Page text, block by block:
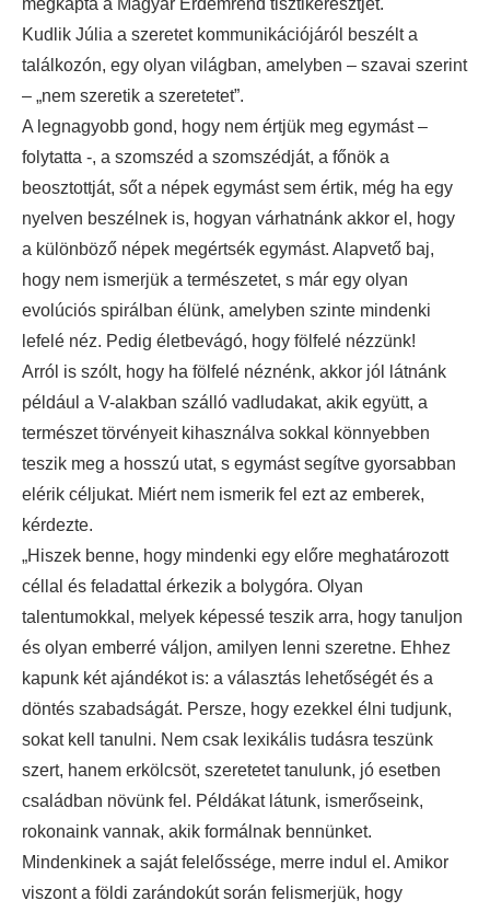
Kudlik Júlia a szeretet kommunikációjáról beszélt a
találkozón, egy olyan világban, amelyben – szavai szerint
– „nem szeretik a szeretetet”.
A legnagyobb gond, hogy nem értjük meg egymást –
folytatta -, a szomszéd a szomszédját, a főnök a
beosztottját, sőt a népek egymást sem értik, még ha egy
nyelven beszélnek is, hogyan várhatnánk akkor el, hogy
a különböző népek megértsék egymást. Alapvető baj,
hogy nem ismerjük a természetet, s már egy olyan
evolúciós spirálban élünk, amelyben szinte mindenki
lefelé néz. Pedig életbevágó, hogy fölfelé nézzünk!
Arról is szólt, hogy ha fölfelé néznénk, akkor jól látnánk
például a V-alakban szálló vadludakat, akik együtt, a
természet törvényeit kihasználva sokkal könnyebben
teszik meg a hosszú utat, s egymást segítve gyorsabban
elérik céljukat. Miért nem ismerik fel ezt az emberek,
kérdezte.
„Hiszek benne, hogy mindenki egy előre meghatározott
céllal és feladattal érkezik a bolygóra. Olyan
talentumokkal, melyek képessé teszik arra, hogy tanuljon
és olyan emberré váljon, amilyen lenni szeretne. Ehhez
kapunk két ajándékot is: a választás lehetőségét és a
döntés szabadságát. Persze, hogy ezekkel élni tudjunk,
sokat kell tanulni. Nem csak lexikális tudásra teszünk
szert, hanem erkölcsöt, szeretetet tanulunk, jó esetben
családban növünk fel. Példákat látunk, ismerőseink,
rokonaink vannak, akik formálnak bennünket.
Mindenkinek a saját felelőssége, merre indul el. Amikor
viszont a földi zarándokút során felismerjük, hogy